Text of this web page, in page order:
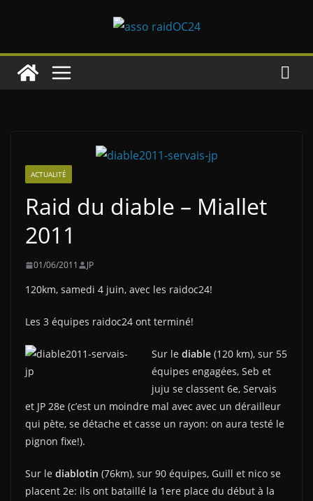
ACTUALITÉ
Raid du diable – Miallet
2011
01/06/2011 JP
120km, samedi 4 juin, avec les raidoc24!
Les 3 équipes raidoc24 ont terminé!
Sur le diable (120 km), sur 55
équipes engagées, Seb et
juju se classent 6e, Servais
et JP 28e (c’est un moindre mal avec avec un dérailleur
qui pète, se détache et casse un rayon: on aura testé le
pignon fixe!).
Sur le diablotin (76km), sur 90 équipes, Guill et nico se
placent 2e: ils ont bataillé la 1ere place du début à la